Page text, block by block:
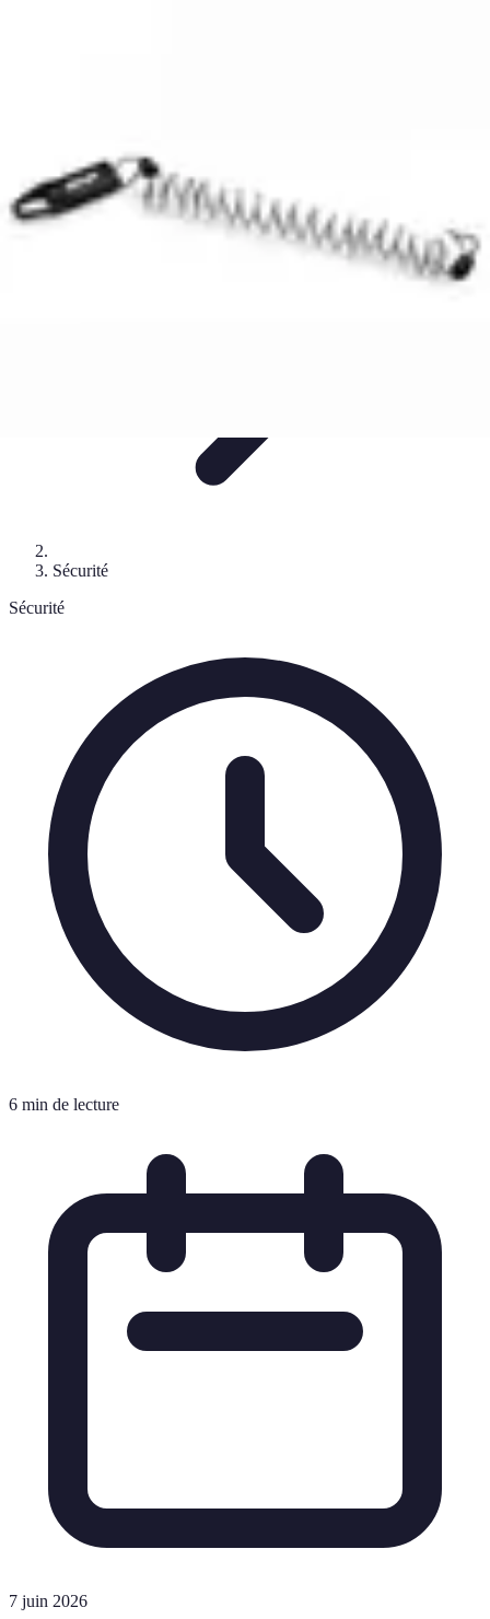
Sécurité
Sécurité
6 min de lecture
7 juin 2026